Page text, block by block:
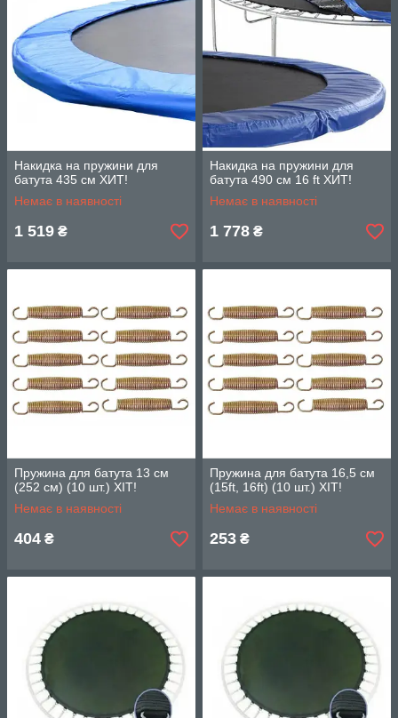
Накидка на пружини для
батута 435 см ХИТ!
Немає в наявності
1 519 ₴
Накидка на пружини для
батута 490 см 16 ft ХИТ!
Немає в наявності
1 778 ₴
Пружина для батута 13 см
(252 см) (10 шт.) ХІТ!
Немає в наявності
404 ₴
Пружина для батута 16,5 см
(15ft, 16ft) (10 шт.) ХІТ!
Немає в наявності
253 ₴